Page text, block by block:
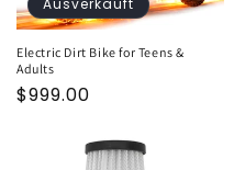
Ausverkauft
Electric Dirt Bike for Teens &
Adults
Normaler
$999.00